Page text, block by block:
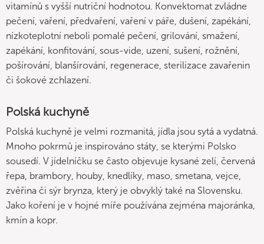
vitamínů s vyšší nutriční hodnotou. Konvektomat zvládne
pečení, vaření, předvaření, vaření v páře, dušení, zapékání,
nízkoteplotní neboli pomalé pečení, grilování, smažení,
zapékání, konfitování, sous-vide, uzení, sušení, rožnění,
pošírování, blanšírování, regenerace, sterilizace zavařenin
či šokové zchlazení.
Polská kuchyně
Polská kuchyně je velmi rozmanitá, jídla jsou sytá a vydatná.
Mnoho pokrmů je inspirováno státy, se kterými Polsko
sousedí. V jídelníčku se často objevuje kysané zelí, červená
řepa, brambory, houby, knedlíky, maso, smetana, vejce,
zvěřina či sýr brynza, který je obvyklý také na Slovensku.
Jako koření je v hojné míře používána zejména majoránka,
kmín a kopr.